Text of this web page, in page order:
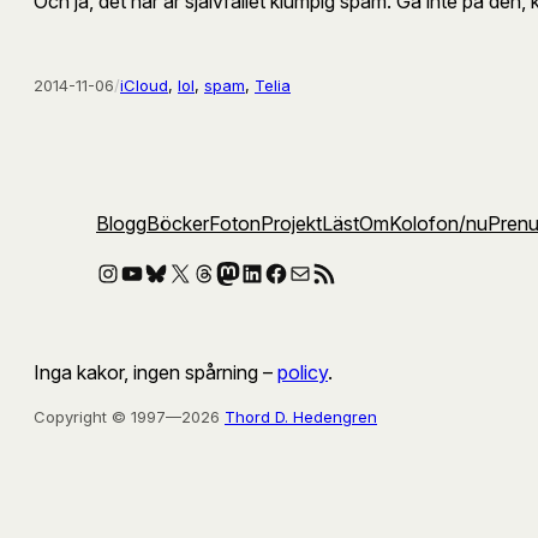
2014-11-06/iCloud, lol, spam, Telia
BloggBöckerFotonProjektLästOmKolofon/nu
Instagram
YouTube
Bluesky
X Threads
Mastodon
LinkedIn
Facebook
E-postRSS-flöde
Inga kakor, ingen spårning – policy.
Copyright © 1997—2026 Thord D. Hedengren